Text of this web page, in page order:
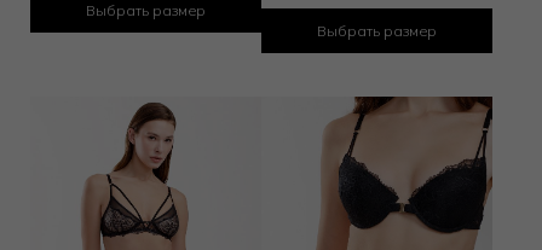
Выбрать размер
Выбрать размер